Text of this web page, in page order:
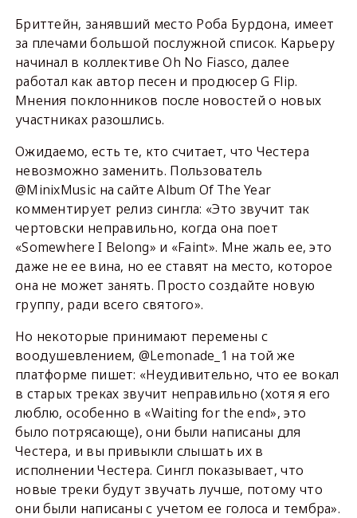
Бриттейн, занявший место Роба Бурдона, имеет
за плечами большой послужной список. Карьеру
начинал в коллективе Oh No Fiasco, далее
работал как автор песен и продюсер G Flip.
Мнения поклонников после новостей о новых
участниках разошлись.
Ожидаемо, есть те, кто считает, что Честера
невозможно заменить. Пользователь
@MinixMusic на сайте Album Of The Year
комментирует релиз сингла: «Это звучит так
чертовски неправильно, когда она поет
«Somewhere I Belong» и «Faint». Мне жаль ее, это
даже не ее вина, но ее ставят на место, которое
она не может занять. Просто создайте новую
группу, ради всего святого».
Но некоторые принимают перемены с
воодушевлением, @Lemonade_1 на той же
платформе пишет: «Неудивительно, что ее вокал
в старых треках звучит неправильно (хотя я его
люблю, особенно в «Waiting for the end», это
было потрясающе), они были написаны для
Честера, и вы привыкли слышать их в
исполнении Честера. Сингл показывает, что
новые треки будут звучать лучше, потому что
они были написаны с учетом ее голоса и тембра».